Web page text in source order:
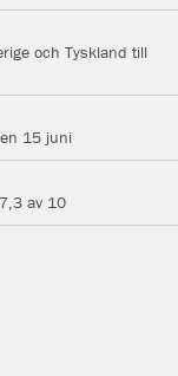
och Tyskland till
15 juni
av 10